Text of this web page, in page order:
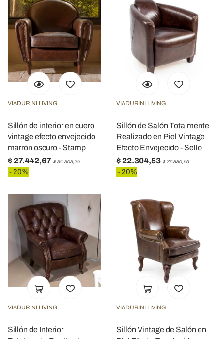
VIADURINI LIVING
Sillón de interior en cuero
vintage efecto envejecido
marrón oscuro - Stamp
$ 27.442,67 $ 34.303,34
- 20%
VIADURINI LIVING
Sillón de Salón Totalmente
Realizado en Piel Vintage
Efecto Envejecido - Sello
$ 22.304,53 $ 27.880,66
- 20%
VIADURINI LIVING
Sillón de Interior
VIADURINI LIVING
Sillón Vintage de Salón en